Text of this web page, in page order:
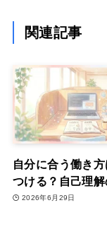
関連記事
自分に合う働き
つける？自己理
2026年6月29日